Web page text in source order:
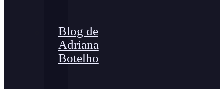
Blog de
Adriana
Botelho